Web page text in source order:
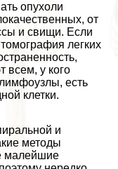
опухоли
от
и свищи. Если
легких
всем, у кого
есть
клетки.
и
методы
малейшие